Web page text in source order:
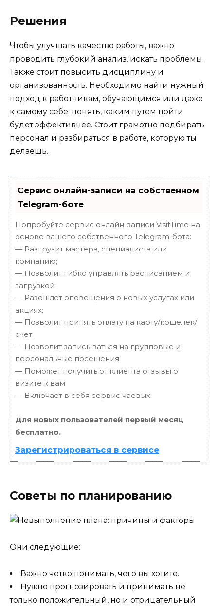
Решения
Чтобы улучшать качество работы, важно
проводить глубокий анализ, искать проблемы.
Также стоит повысить дисциплину и
организованность. Необходимо найти нужный
подход к работникам, обучающимся или даже
к самому себе; понять, каким путем пойти
будет эффективнее. Стоит грамотно подбирать
персонал и разбираться в работе, которую ты
делаешь.
Сервис онлайн-записи на собственном
Telegram-боте
Попробуйте сервис онлайн-записи VisitTime на
основе вашего собственного Telegram-бота:
— Разгрузит мастера, специалиста или
компанию;
— Позволит гибко управлять расписанием и
загрузкой;
— Разошлет оповещения о новых услугах или
акциях;
— Позволит принять оплату на карту/кошелек/
счет;
— Позволит записываться на групповые и
персональные посещения;
— Поможет получить от клиента отзывы о
визите к вам;
— Включает в себя сервис чаевых.
Для новых пользователей первый месяц
бесплатно.
Зарегистрироваться в сервисе
Советы по планированию
Они следующие:
Важно четко понимать, чего вы хотите.
Нужно прогнозировать и принимать не
только положительный, но и отрицательный